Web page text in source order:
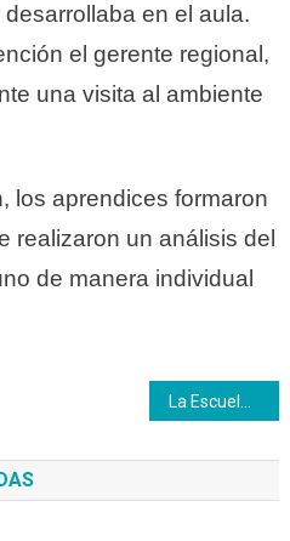
en el aula.
el gerente regional,
una visita al ambiente
los aprendices formaron
realizaron un análisis del
de manera individual